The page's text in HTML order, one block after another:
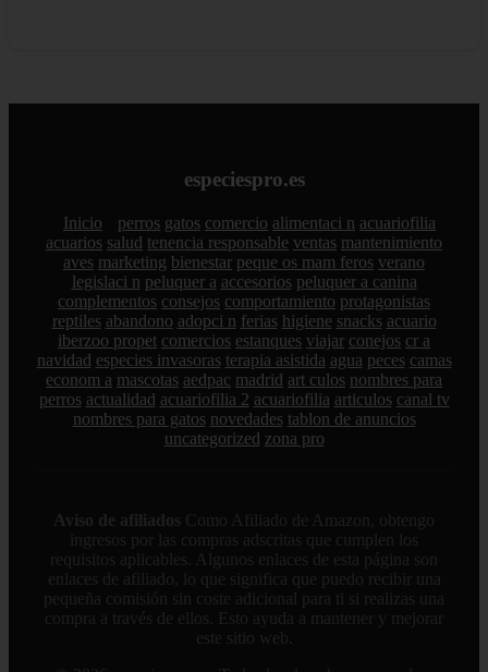
especiespro.es
Inicio perros gatos comercio alimentaci n acuariofilia
acuarios salud tenencia responsable ventas mantenimiento
aves marketing bienestar peque os mam feros verano
legislaci n peluquer a accesorios peluquer a canina
complementos consejos comportamiento protagonistas
reptiles abandono adopci n ferias higiene snacks acuario
iberzoo propet comercios estanques viajar conejos cr a
navidad especies invasoras terapia asistida agua peces camas
econom a mascotas aedpac madrid art culos nombres para
perros actualidad acuariofilia 2 acuariofilia articulos canal tv
nombres para gatos novedades tablon de anuncios
uncategorized zona pro
Aviso de afiliados Como Afiliado de Amazon, obtengo
ingresos por las compras adscritas que cumplen los
requisitos aplicables. Algunos enlaces de esta página son
enlaces de afiliado, lo que significa que puedo recibir una
pequeña comisión sin coste adicional para ti si realizas una
compra a través de ellos. Esto ayuda a mantener y mejorar
este sitio web.